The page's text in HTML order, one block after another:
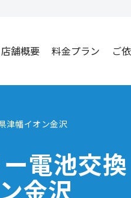
店舗概要 料金プラン ご
津幡イオン金沢
電池交
金沢